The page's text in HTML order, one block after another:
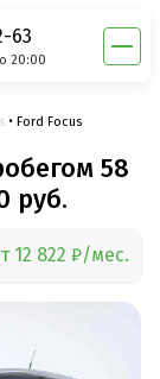
63
20:00
Ford Focus
58
руб.
12 822 ₽/мес.